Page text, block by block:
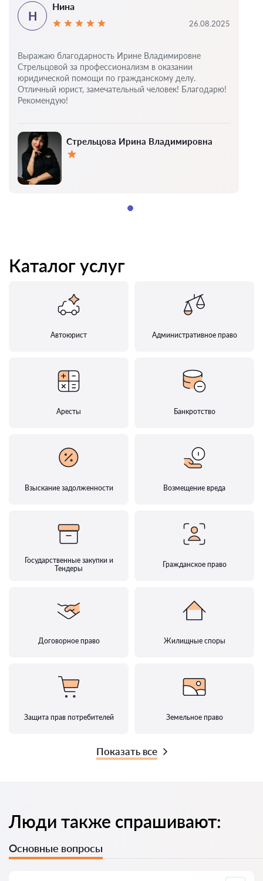
Стрельцова Ирина Владимировна
Н
Нина
26.08.2025
Выражаю благодарность Ирине Владимировне
Стрельцовой за профессионализм в оказании
юридической помощи по гражданскому делу.
Отличный юрист, замечательный человек! Благодарю!
Рекомендую!
Каталог услуг
Автоюрист Административное право
Аресты Банкротство
Взыскание задолженности Возмещение вреда
Государственные закупки и
Тендеры
Гражданское право
Договорное право Жилищные споры
Защита прав потребителей Земельное право
Показать все
Люди также спрашивают:
Основные вопросы